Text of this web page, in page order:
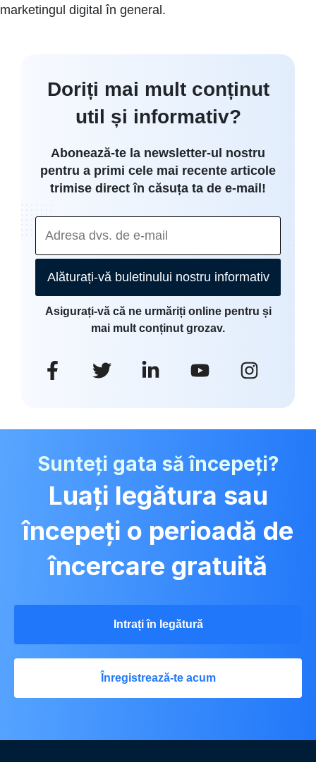
marketingul digital în general.
Doriți mai mult conținut
util și informativ?
Abonează-te la newsletter-ul nostru
pentru a primi cele mai recente articole
trimise direct în căsuța ta de e-mail!
Alăturați-vă buletinului nostru informativ
Asigurați-vă că ne urmăriți online pentru și
mai mult conținut grozav.
Sunteți gata să începeți?
Luați legătura sau
începeți o perioadă de
încercare gratuită
Intrați în legătură
Înregistrează-te acum